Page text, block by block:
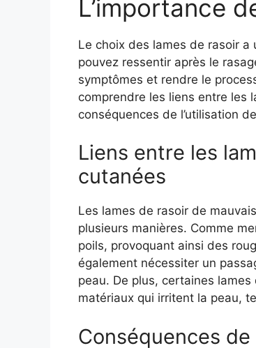
L’importance
Le choix des lames de rasoir a
pouvez ressentir après le
symptômes et rendre le
comprendre les liens entre les
conséquences de l’utilisation
Liens entre les
cutanées
Les lames de rasoir de
plusieurs manières. Comme
poils, provoquant ainsi des
également nécessiter un
peau. De plus, certaines
matériaux qui irritent la peau,
Conséquences